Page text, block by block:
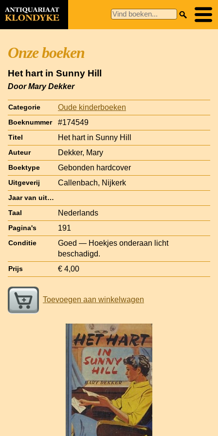
Onze boeken
Het hart in Sunny Hill
Door Mary Dekker
Categorie Oude kinderboeken
Boeknummer #174549
Titel Het hart in Sunny Hill
Auteur Dekker, Mary
Boektype Gebonden hardcover
Uitgeverij Callenbach, Nijkerk
Jaar van uitgave
Taal Nederlands
Pagina's 191
Conditie
Goed — Hoekjes onderaan licht
beschadigd.
Prijs € 4,00
Toevoegen aan winkelwagen